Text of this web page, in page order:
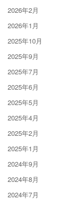
2026年2月
2026年1月
2025年10月
2025年9月
2025年7月
2025年6月
2025年5月
2025年4月
2025年2月
2025年1月
2024年9月
2024年8月
2024年7月